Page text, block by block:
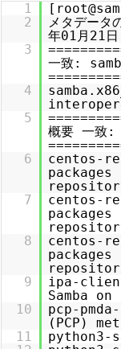
1
2
メタデー
年01月21
3
一致:
4
5
概要 一致:
6
centos-
7
centos-
8
centos-
9
ipa-
Samba
10
pcp-
(PCP)
11
python3-